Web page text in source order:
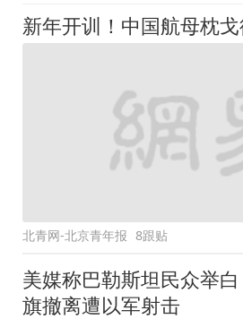
新年开训！中国航母枕
北青网-北京青年报 8跟贴
美媒称巴勒斯坦民众举白
旗撤离遭以军射击